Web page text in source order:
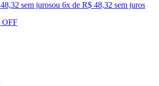
sem jurosou 6x de R$ 48,32 sem juros
OFF